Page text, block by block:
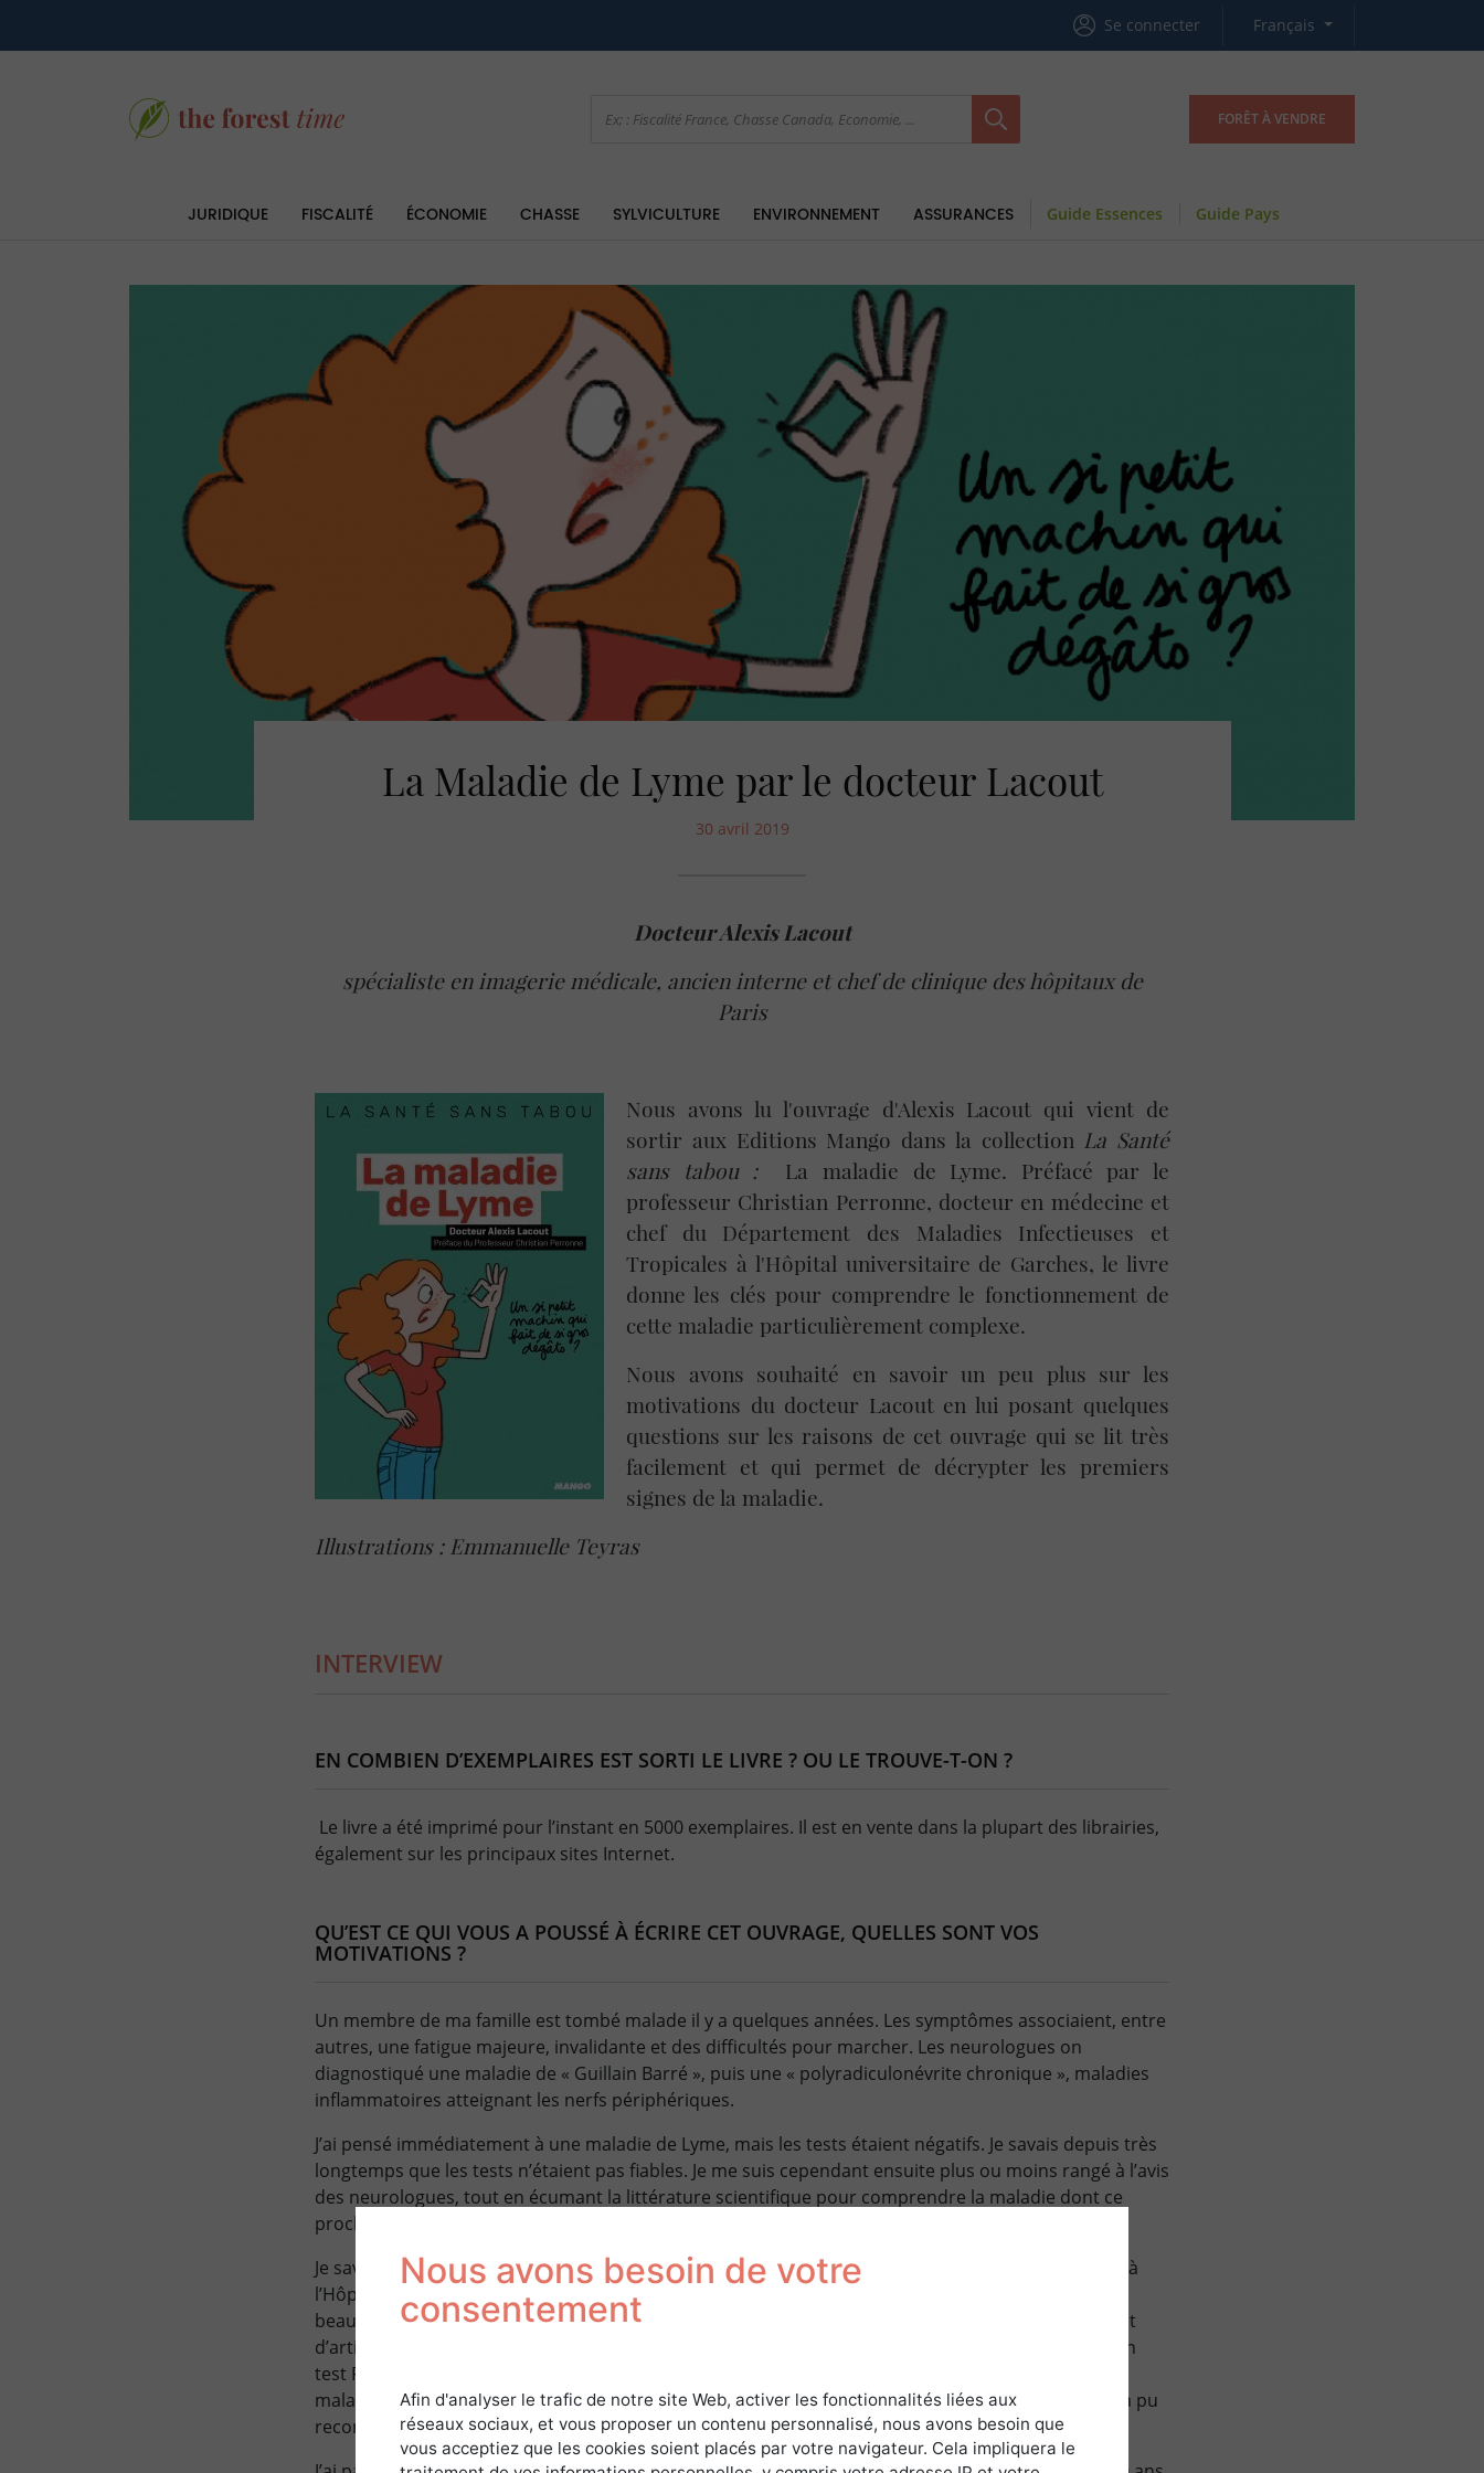
Se connecter Français
FORÊT À VENDRE
JURIDIQUE FISCALITÉ ÉCONOMIE CHASSE SYLVICULTURE ENVIRONNEMENT ASSURANCES Guide Essences Guide Pays
La Maladie de Lyme par le docteur Lacout
30 avril 2019
Docteur Alexis Lacout
spécialiste en imagerie médicale, ancien interne et chef de clinique des hôpitaux de
Paris
Nous avons lu l'ouvrage d'Alexis Lacout qui vient de
sortir aux Editions Mango dans la collection La Santé
sans tabou :
La maladie de Lyme. Préfacé par le
professeur Christian Perronne, docteur en médecine et
chef du Département des Maladies Infectieuses et
Tropicales à l'Hôpital universitaire de Garches, le livre
donne les clés pour comprendre le fonctionnement de
cette maladie particulièrement complexe.
Nous avons souhaité en savoir un peu plus sur les
motivations du docteur Lacout en lui posant quelques
questions sur les raisons de cet ouvrage qui se lit très
facilement et qui permet de décrypter les premiers
signes de la maladie.
Illustrations : Emmanuelle Teyras
INTERVIEW
EN COMBIEN D’EXEMPLAIRES EST SORTI LE LIVRE ? OU LE TROUVE-T-ON ?
Le livre a été imprimé pour l’instant en 5000 exemplaires. Il est en vente dans la plupart des librairies,
également sur les principaux sites Internet.
QU’EST CE QUI VOUS A POUSSÉ À ÉCRIRE CET OUVRAGE, QUELLES SONT VOS
MOTIVATIONS ?
Un membre de ma famille est tombé malade il y a quelques années. Les symptômes associaient, entre
autres, une fatigue majeure, invalidante et des difficultés pour marcher. Les neurologues on
diagnostiqué une maladie de « Guillain Barré », puis une « polyradiculonévrite chronique », maladies
inflammatoires atteignant les nerfs périphériques.
J’ai pensé immédiatement à une maladie de Lyme, mais les tests étaient négatifs. Je savais depuis très
longtemps que les tests n’étaient pas fiables. Je me suis cependant ensuite plus ou moins rangé à l’avis
des neurologues, tout en écumant la littérature scientifique pour comprendre la maladie dont ce
proche était atteint, toujours avec l’arrière pensée d’une maladie de Lyme.
Je savais que le professeur Perronne était un spécialiste de la maladie de Lyme car j’avais travaillé à
l’Hôpital de Garches, et je me suis rendu compte qu’il y avait une énorme controverse et que
beaucoup d’infectiologues considéraient ses thèses comme « farfelues ». Cependant, énormément
d’articles de la littérature scientifique lui donnaient raison ! J’ai pu avoir un rendez vous avec lui. Un
test PCR (recherchant l’ADN de la bactérie) a montré la présence de
maladie, et avec le traitement, cette femme, qui était en chaise roulante, a guéri rapidement. Elle a pu
recommencer à skier quelques mois après !
Nous avons besoin de votre
consentement
Afin d'analyser le trafic de notre site Web, activer les fonctionnalités liées aux
réseaux sociaux, et vous proposer un contenu personnalisé, nous avons besoin que
vous acceptiez que les cookies soient placés par votre navigateur. Cela impliquera le